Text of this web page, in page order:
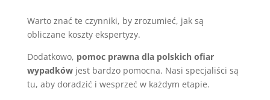
Warto znać te czynniki, by zrozumieć, jak są
obliczane koszty ekspertyzy.
Dodatkowo, pomoc prawna dla polskich ofiar
wypadkówjest bardzo pomocna. Nasi specjaliści są
tu, aby doradzić i wesprzeć w każdym etapie.